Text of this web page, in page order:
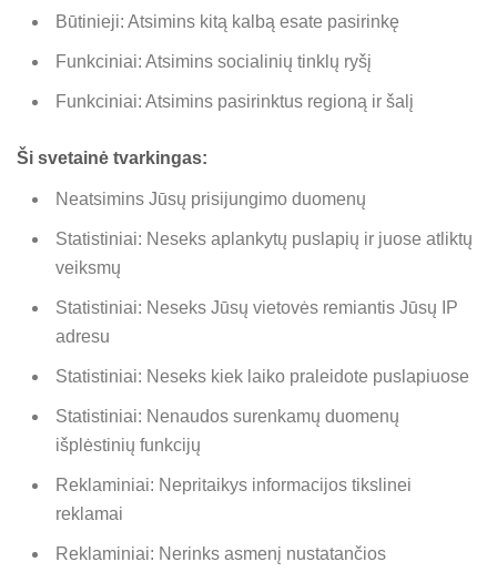
Būtinieji: Atsimins kitą kalbą esate pasirinkę
Funkciniai: Atsimins socialinių tinklų ryšį
Funkciniai: Atsimins pasirinktus regioną ir šalį
Ši svetainė tvarkingas:
Neatsimins Jūsų prisijungimo duomenų
Statistiniai: Neseks aplankytų puslapių ir juose atliktų
veiksmų
Statistiniai: Neseks Jūsų vietovės remiantis Jūsų IP
adresu
Statistiniai: Neseks kiek laiko praleidote puslapiuose
Statistiniai: Nenaudos surenkamų duomenų
išplėstinių funkcijų
Reklaminiai: Nepritaikys informacijos tikslinei
reklamai
Reklaminiai: Nerinks asmenį nustatančios